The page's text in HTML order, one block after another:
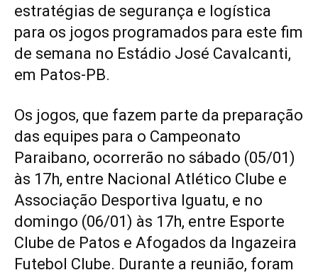
estratégias de segurança e logística
para os jogos programados para este fim
de semana no Estádio José Cavalcanti,
em Patos-PB.
Os jogos, que fazem parte da preparação
das equipes para o Campeonato
Paraibano, ocorrerão no sábado (05/01)
às 17h, entre Nacional Atlético Clube e
Associação Desportiva Iguatu, e no
domingo (06/01) às 17h, entre Esporte
Clube de Patos e Afogados da Ingazeira
Futebol Clube. Durante a reunião, foram